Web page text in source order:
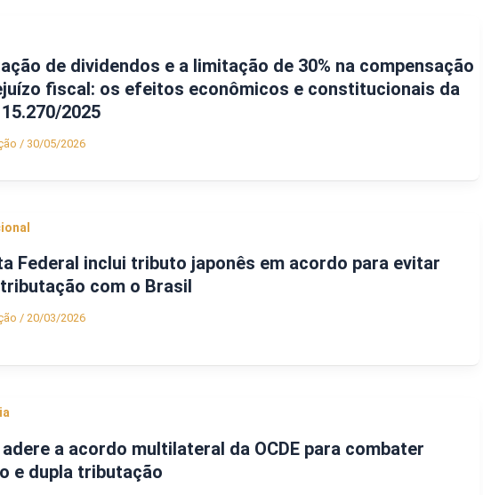
de dividendos e a limitação de 30% na compensação
fiscal: os efeitos econômicos e constitucionais da
2025
/ 30/05/2026
Federal inclui tributo japonês em acordo para evitar
com o Brasil
/ 20/03/2026
a acordo multilateral da OCDE para combater
e dupla tributação